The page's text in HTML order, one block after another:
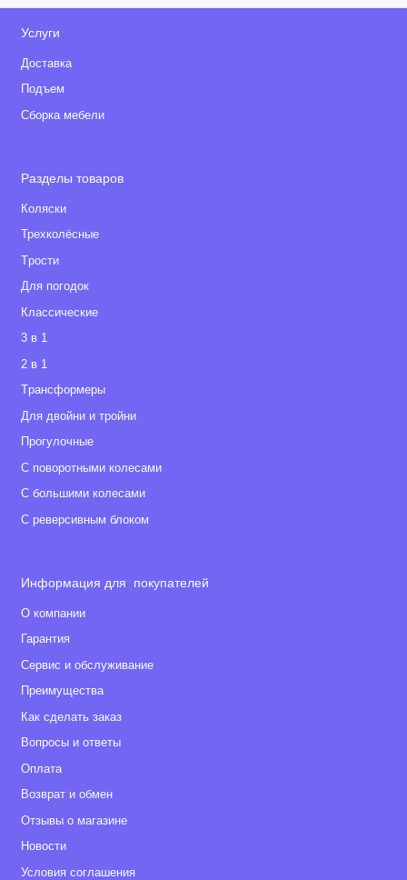
Услуги
Доставка
Подъем
Сборка мебели
Разделы товаров
Коляски
Трехколёсные
Tрости
Для погодок
Классические
3 в 1
2 в 1
Tрансформеры
Для двойни и тройни
Прогулочные
С поворотными колесами
С большими колесами
С реверсивным блоком
Информация для покупателей
О компании
Гарантия
Сервис и обслуживание
Преимущества
Как сделать заказ
Вопросы и ответы
Оплата
Возврат и обмен
Отзывы о магазине
Новости
Условия соглашения